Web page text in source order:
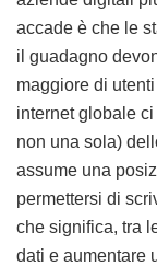
accade è che le
il guadagno
maggiore di
internet globale
non una sola)
assume una
permettersi di
che significa, tra
dati e aumentare